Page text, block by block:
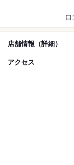
口
店舗情報（詳細）
アクセス